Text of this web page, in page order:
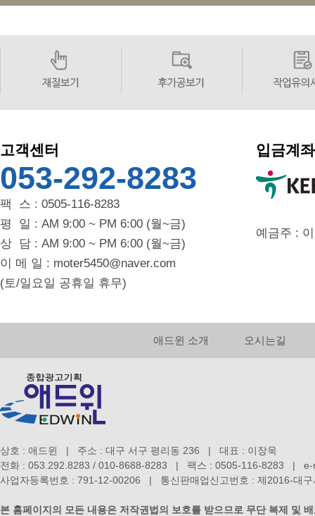
고객센터
053-292-8283
팩 스 : 0505-116-8283
평 일 : AM 9:00 ~ PM 6:00 (월~금)
상 담 : AM 9:00 ~ PM 6:00 (월~금)
이 메 일 : moter5450@naver.com
(토/일요일 공휴일 휴무)
입금계좌
예금주 :
애드윈 소개 오시는길
상호 : 애드윈 | 주소 : 대구 서구 평리동 236 | 대표 : 이장욱
전화 : 053.292.8283 / 010-8688-8283 | 팩스 : 0505-116-8283 | e-
사업자등록번호 : 791-12-00206 | 통신판매업신고번호 : 제2016-대
본 홈페이지의 모든 내용은 저작권법의 보호를 받으므로 무단 복제 및